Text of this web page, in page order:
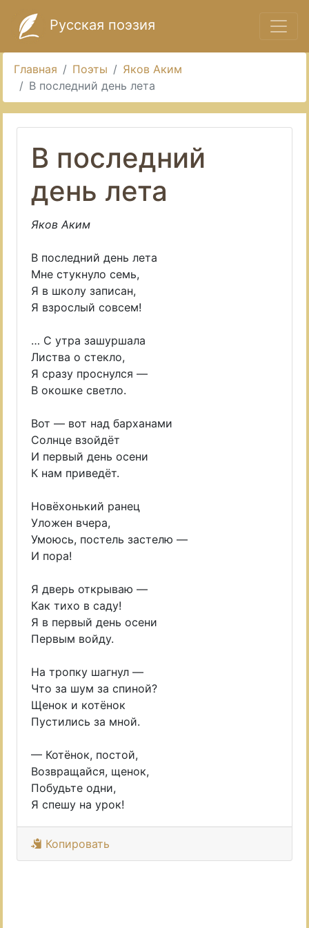
Русская поэзия
Главная Поэты
Яков Аким
В последний день лета
В последний
день лета
Яков Аким
В последний день лета
Мне стукнуло семь,
Я в школу записан,
Я взрослый совсем!
… С утра зашуршала
Листва о стекло,
Я сразу проснулся —
В окошке светло.
Вот — вот над барханами
Солнце взойдёт
И первый день осени
К нам приведёт.
Новёхонький ранец
Уложен вчера,
Умоюсь, постель застелю —
И пора!
Я дверь открываю —
Как тихо в саду!
Я в первый день осени
Первым войду.
На тропку шагнул —
Что за шум за спиной?
Щенок и котёнок
Пустились за мной.
— Котёнок, постой,
Возвращайся, щенок,
Побудьте одни,
Я спешу на урок!
Копировать